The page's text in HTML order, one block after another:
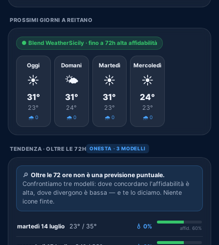
PROSSIMI GIORNI A REITANO
● Blend WeatherSicily · fino a 72h alta affidabilità
Oggi
☀️
31°
23°
🌧️ 0
Domani
🌤️
31°
24°
🌧️ 0
Martedì
☀️
31°
23°
🌧️ 0
Mercoledì
☀️
24°
23°
🌧️ 0
TENDENZA · OLTRE LE 72H ONESTA · 3 MODELLI
🔎 Oltre le 72 ore non è una previsione puntuale.
Confrontiamo tre modelli: dove concordano l'affidabilità è
alta, dove divergono è bassa — e te lo diciamo. Niente
icone finte.
martedì 14 luglio 23° / 35° 💧 0% affid. 60%